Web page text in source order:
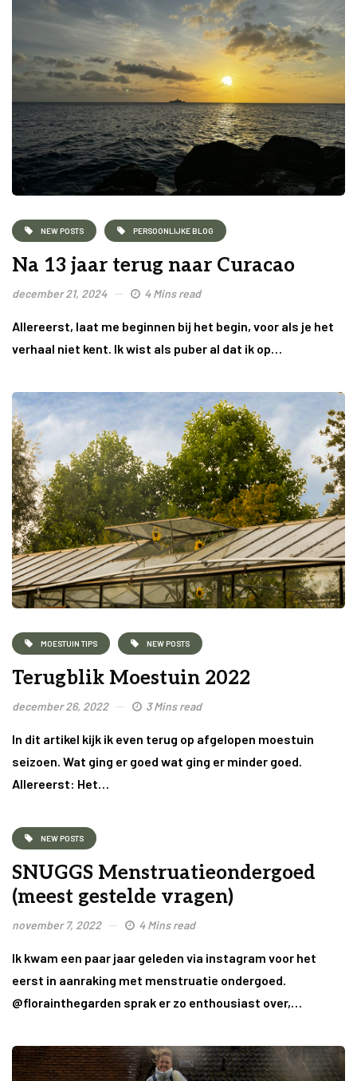
NEW POSTS PERSOONLIJKE BLOG
Na 13 jaar terug naar Curacao
december 21, 2024 4 Mins read
Allereerst, laat me beginnen bij het begin, voor als je het
verhaal niet kent. Ik wist als puber al dat ik op…
MOESTUIN TIPS NEW POSTS
Terugblik Moestuin 2022
december 26, 2022 3 Mins read
In dit artikel kijk ik even terug op afgelopen moestuin
seizoen. Wat ging er goed wat ging er minder goed.
Allereerst: Het…
NEW POSTS
SNUGGS Menstruatieondergoed
(meest gestelde vragen)
november 7, 2022 4 Mins read
Ik kwam een paar jaar geleden via instagram voor het
eerst in aanraking met menstruatie ondergoed.
@florainthegarden sprak er zo enthousiast over,…